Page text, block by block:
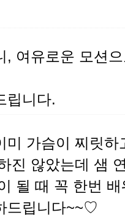
, 여유로운 모션
립니다.
미 가슴이 찌릿
진 않았는데 샘
될 때 꼭 한번
드립니다~~♡